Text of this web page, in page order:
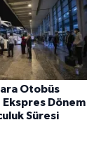
Otobüs
Dönem
Süresi